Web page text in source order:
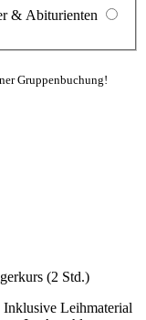
& Abiturienten
Gruppenbuchung!
(2 Std.)
Leihmaterial